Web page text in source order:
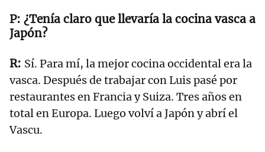
¿Tenía claro que llevaría la cocina vasca a
Japón?
Sí. Para mí, la mejor cocina occidental era la
vasca. Después de trabajar con Luis pasé por
restaurantes en Francia y Suiza. Tres años en
total en Europa. Luego volví a Japón y abrí el
Vascu.